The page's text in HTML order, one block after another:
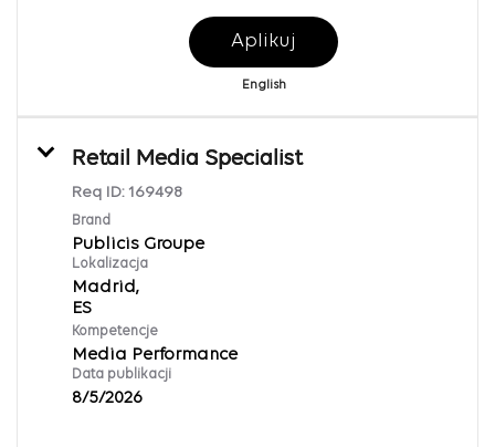
Aplikuj
English
Retail Media Specialist
Req ID: 169498
Brand
Publicis Groupe
Lokalizacja
Madrid,
Kompetencje
Media Performance
Data publikacji
8/5/2026